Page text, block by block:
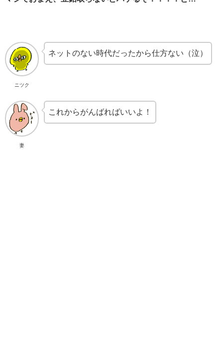
ニツク
ネットのない時代だったから仕方ない（泣）
妻
これからがんばればいいよ！